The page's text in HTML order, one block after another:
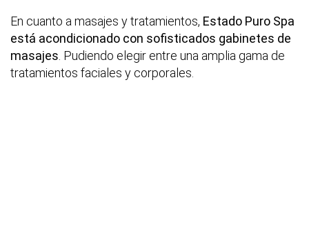
En cuanto a masajes y tratamientos, Estado Puro Spa
está acondicionado con sofisticados gabinetes de
masajes. Pudiendo elegir entre una amplia gama de
tratamientos faciales y corporales.